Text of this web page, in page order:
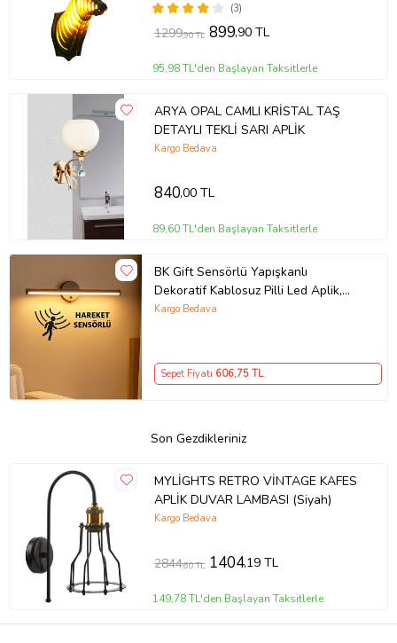
(3)
1299,90 TL 899,90 TL
95,98 TL'den Başlayan Taksitlerle
ARYA OPAL CAMLI KRİSTAL TAŞ
DETAYLI TEKLİ SARI APLİK
Kargo Bedava
840,00 TL
89,60 TL'den Başlayan Taksitlerle
BK Gift Sensörlü Yapışkanlı
Dekoratif Kablosuz Pilli Led Aplik,
Gece Lambası, Ev Hediyesi (Beyaz)
Kargo Bedava
Sepet Fiyatı 606,75 TL
Son Gezdikleriniz
MYLİGHTS RETRO VİNTAGE KAFES
APLİK DUVAR LAMBASI (Siyah)
Kargo Bedava
2844,60 TL 1404,19 TL
149,78 TL'den Başlayan Taksitlerle